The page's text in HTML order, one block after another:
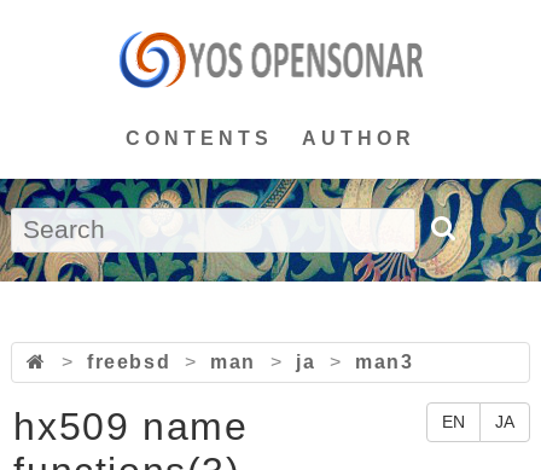
CONTENTS AUTHOR
> freebsd > man > ja > man3
EN JA
hx509 name